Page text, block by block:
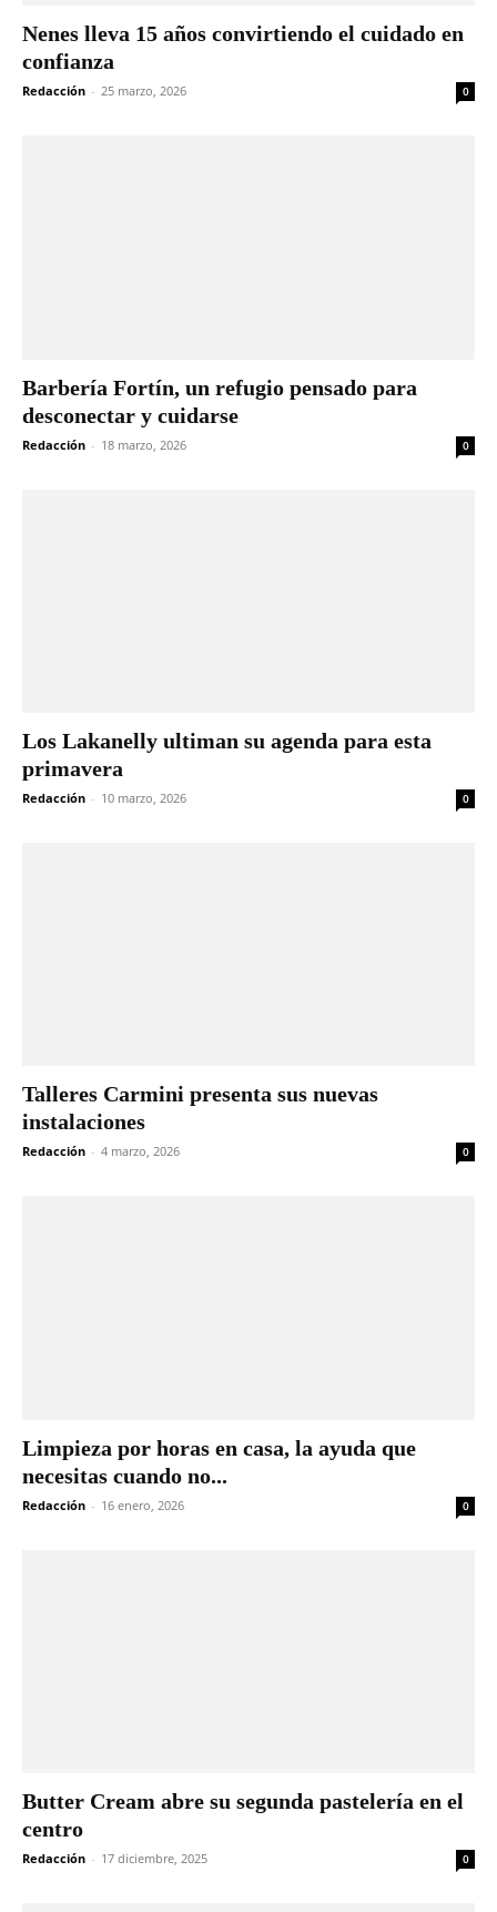
Nenes lleva 15 años convirtiendo el cuidado en
confianza
Redacción - 25 marzo, 2026 0
Barbería Fortín, un refugio pensado para
desconectar y cuidarse
Redacción - 18 marzo, 2026 0
Los Lakanelly ultiman su agenda para esta
primavera
Redacción - 10 marzo, 2026 0
Talleres Carmini presenta sus nuevas
instalaciones
Redacción - 4 marzo, 2026 0
Limpieza por horas en casa, la ayuda que
necesitas cuando no...
Redacción - 16 enero, 2026 0
Butter Cream abre su segunda pastelería en el
centro
Redacción - 17 diciembre, 2025 0